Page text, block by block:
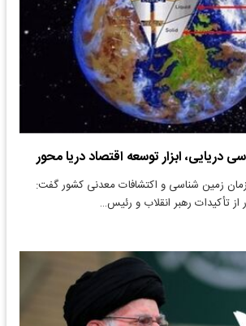
دریایی، ابزار توسعه اقتصاد دریا محور
زمین شناسی و اکتشافات معدنی کشور گفت:
از تأکیدات رهبر انقلاب و رئیس…